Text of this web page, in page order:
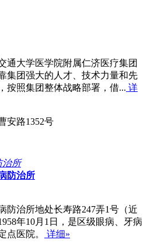
通大学医学院附属仁济医疗集团
集团强大的人才、技术力量和先
按照集团整体战略部署，借... 详
安路1352号
防治所
防治所地处长寿路247弄1号（近
年10月1日，是区级眼病、牙病
点医院。
详细»